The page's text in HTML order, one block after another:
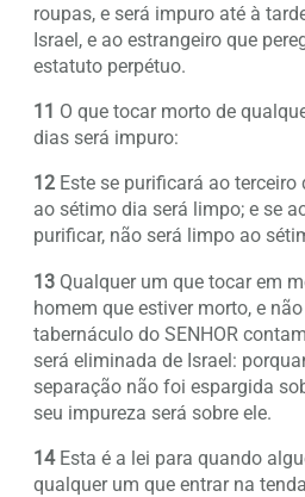
roupas, e será impuro até à
Israel, e ao estrangeiro que
estatuto perpétuo.
11 O que tocar morto de
dias será impuro:
12 Este se purificará ao
ao sétimo dia será limpo; e se
purificar, não será limpo ao
13 Qualquer um que tocar em
homem que estiver morto, e
tabernáculo do SENHOR
será eliminada de Israel:
separação não foi espargida
seu impureza será sobre ele.
14Esta é a lei para quando
qualquer um que entrar na